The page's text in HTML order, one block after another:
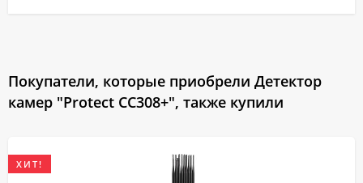
Покупатели, которые приобрели Детектор
камер "Protect CC308+", также купили
ХИТ!